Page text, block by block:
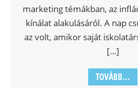
marketing témákban, az
kínálat alakulásáról. A nap
az volt, amikor saját
[…]
TOVÁBB...